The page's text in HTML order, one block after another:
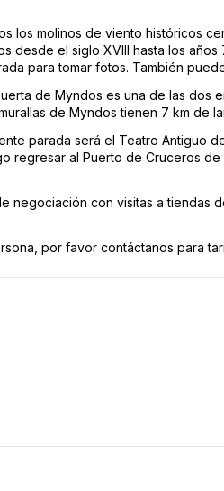
los molinos de viento históricos
desde el siglo XVIII hasta los
para tomar fotos. También
de Myndos es una de las dos
de Myndos tienen 7 km de
parada será el Teatro Antiguo
regresar al Puerto de Cruceros de
negociación con visitas a tiendas
por favor contáctanos para